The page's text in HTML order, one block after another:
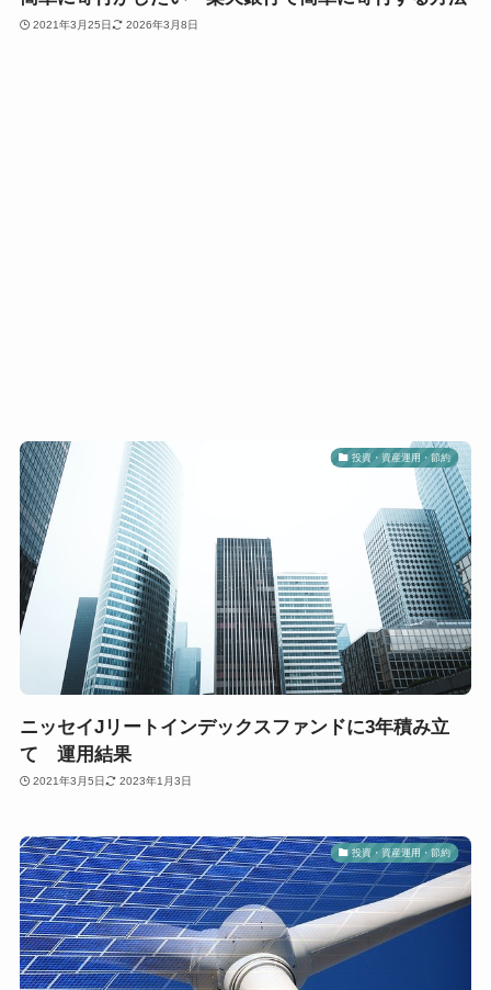
2021年3月25日 2026年3月8日
投資・資産運用・節約
ニッセイJリートインデックスファンドに3年積み立
て 運用結果
2021年3月5日 2023年1月3日
投資・資産運用・節約